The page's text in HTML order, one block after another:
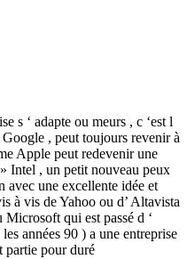
s ‘ adapte ou meurs , c ‘est l
, peut toujours revenir à
Apple peut redevenir une
Intel , un petit nouveau peux
avec une excellente idée et
à vis de Yahoo ou d’ Altavista
qui est passé d ‘
années 90 ) a une entreprise
partie pour duré